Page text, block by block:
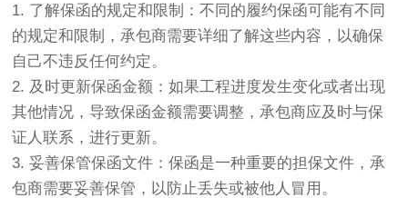
1. 了解保函的规定和限制：不同的履约保函可能有不同
的规定和限制，承包商需要详细了解这些内容，以确保
自己不违反任何约定。
2. 及时更新保函金额：如果工程进度发生变化或者出现
其他情况，导致保函金额需要调整，承包商应及时与保
证人联系，进行更新。
3. 妥善保管保函文件：保函是一种重要的担保文件，承
包商需要妥善保管，以防止丢失或被他人冒用。